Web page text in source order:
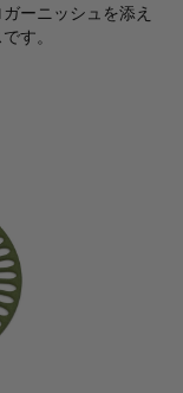
ーニッシュを添え
す。